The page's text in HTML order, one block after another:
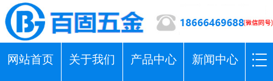
网站首页 关于我们 产品中心 新闻中心